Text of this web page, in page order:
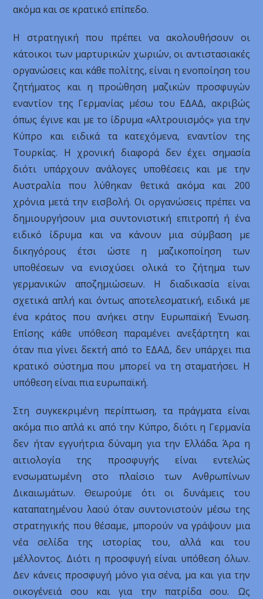
ακόμα και σε κρατικό επίπεδο.
Η στρατηγική που πρέπει να ακολουθήσουν οι
κάτοικοι των μαρτυρικών χωριών, οι αντιστασιακές
οργανώσεις και κάθε πολίτης, είναι η ενοποίηση του
ζητήματος και η προώθηση μαζικών προσφυγών
εναντίον της Γερμανίας μέσω του ΕΔΑΔ, ακριβώς
όπως έγινε και με το ίδρυμα «Αλτρουισμός» για την
Κύπρο και ειδικά τα κατεχόμενα, εναντίον της
Τουρκίας. Η χρονική διαφορά δεν έχει σημασία
διότι υπάρχουν ανάλογες υποθέσεις και με την
Αυστραλία που λύθηκαν θετικά ακόμα και 200
χρόνια μετά την εισβολή. Οι οργανώσεις πρέπει να
δημιουργήσουν μια συντονιστική επιτροπή ή ένα
ειδικό ίδρυμα και να κάνουν μια σύμβαση με
δικηγόρους έτσι ώστε η μαζικοποίηση των
υποθέσεων να ενισχύσει ολικά το ζήτημα των
γερμανικών αποζημιώσεων. Η διαδικασία είναι
σχετικά απλή και όντως αποτελεσματική, ειδικά με
ένα κράτος που ανήκει στην Ευρωπαϊκή Ένωση.
Επίσης κάθε υπόθεση παραμένει ανεξάρτητη και
όταν πια γίνει δεκτή από το ΕΔΑΔ, δεν υπάρχει πια
κρατικό σύστημα που μπορεί να τη σταματήσει. Η
υπόθεση είναι πια ευρωπαϊκή.
Στη συγκεκριμένη περίπτωση, τα πράγματα είναι
ακόμα πιο απλά κι από την Κύπρο, διότι η Γερμανία
δεν ήταν εγγυήτρια δύναμη για την Ελλάδα. Άρα η
αιτιολογία της προσφυγής είναι εντελώς
ενσωματωμένη στο πλαίσιο των Ανθρωπίνων
Δικαιωμάτων. Θεωρούμε ότι οι δυνάμεις του
καταπατημένου λαού όταν συντονιστούν μέσω της
στρατηγικής που θέσαμε, μπορούν να γράψουν μια
νέα σελίδα της ιστορίας του, αλλά και του
μέλλοντος. Διότι η προσφυγή είναι υπόθεση όλων.
Δεν κάνεις προσφυγή μόνο για σένα, μα και για την
οικογένειά σου και για την πατρίδα σου. Ως